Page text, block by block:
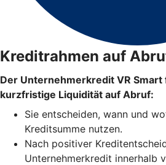
Kreditrahmen auf
Der Unternehmerkredit VR
kurzfristige Liquidität auf Abruf:
Sie entscheiden, wann und
Kreditsumme nutzen.
Nach positiver
Unternehmerkredit innerhalb